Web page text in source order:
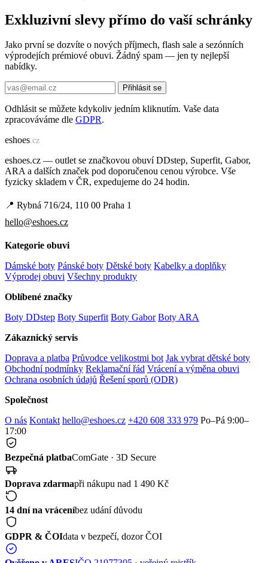
Exkluzivní slevy přímo do vaší schránky
Jako první se dozvíte o nových příjmech, flash sale a sezónních
výprodejích prémiové obuvi. Žádný spam — jen ty nejlepší
nabídky.
Přihlásit se
Odhlásit se můžete kdykoliv jedním kliknutím. Vaše data
zpracováváme dle GDPR.
eshoes.cz
eshoes.cz — outlet se značkovou obuví DDstep, Superfit, Gabor,
ARA a dalších značek pod doporučenou cenou výrobce. Vše
fyzicky skladem v ČR, expedujeme do 24 hodin.
📍 Rybná 716/24, 110 00 Praha 1
hello@eshoes.cz
Kategorie obuvi
Dámské boty Pánské boty Dětské boty Kabelky a doplňky
Výprodej obuvi Všechny produkty
Oblíbené značky
Boty DDstep Boty Superfit Boty Gabor Boty ARA
Zákaznický servis
Doprava a platba Průvodce velikostmi bot Jak vybrat dětské boty
Obchodní podmínky Reklamační řád Vrácení a výměna obuvi
Ochrana osobních údajů Řešení sporů (ODR)
Společnost
O nás Kontakt hello@eshoes.cz +420 608 333 979 Po–Pá 9:00–
17:00
Bezpečná platbaComGate · 3D Secure
Doprava zdarmapři nákupu nad 1 490 Kč
14 dní na vráceníbez udání důvodu
GDPR & ČOIdata v bezpečí, dozor ČOI